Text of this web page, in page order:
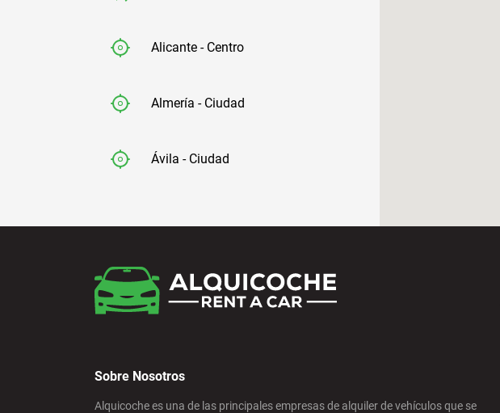
Alicante - Centro
Almería - Ciudad
Ávila - Ciudad
Barcelona - Aeropuerto
Barcelona - Estación de Sants
Sobre Nosotros
Alquicoche es una de las principales empresas de alquiler de vehículos que se